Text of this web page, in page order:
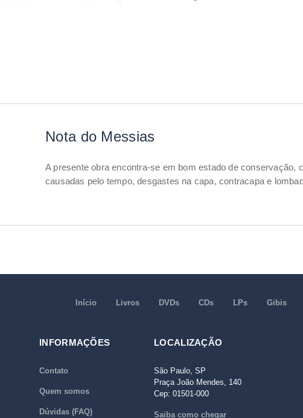
Nota do Messias
A presente obra encontra-se em bom estado de conservação,
causadas pelo tempo, desgastes na capa, contracapa e
Início Livros DVDs CDs LPs Gibis
INFORMAÇÕES
Contato
Quem somos
Dúvidas (FAQ)
LOCALIZAÇÃO
São Paulo, SP
Praça João Mendes, 140
Cep: 01501-000
Saiba como chegar